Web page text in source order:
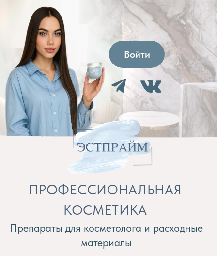
Препараты для косметолога и расходные
материалы
ПРОФЕССИОНАЛЬНАЯ
КОСМЕТИКА
Бренды
Профессиональная
Препараты косметолога